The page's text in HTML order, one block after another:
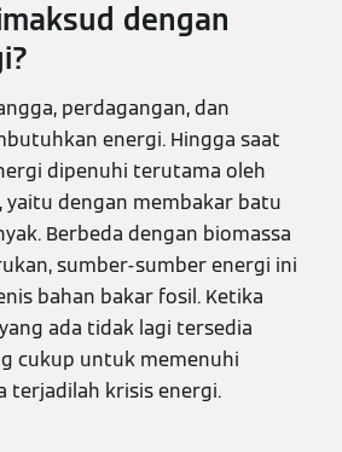
dengan
perdagangan, dan
energi. Hingga saat
dipenuhi terutama oleh
yaitu dengan membakar batu
Berbeda dengan biomassa
sumber-sumber energi ini
bahan bakar fosil. Ketika
ada tidak lagi tersedia
cukup untuk memenuhi
terjadilah krisis energi.